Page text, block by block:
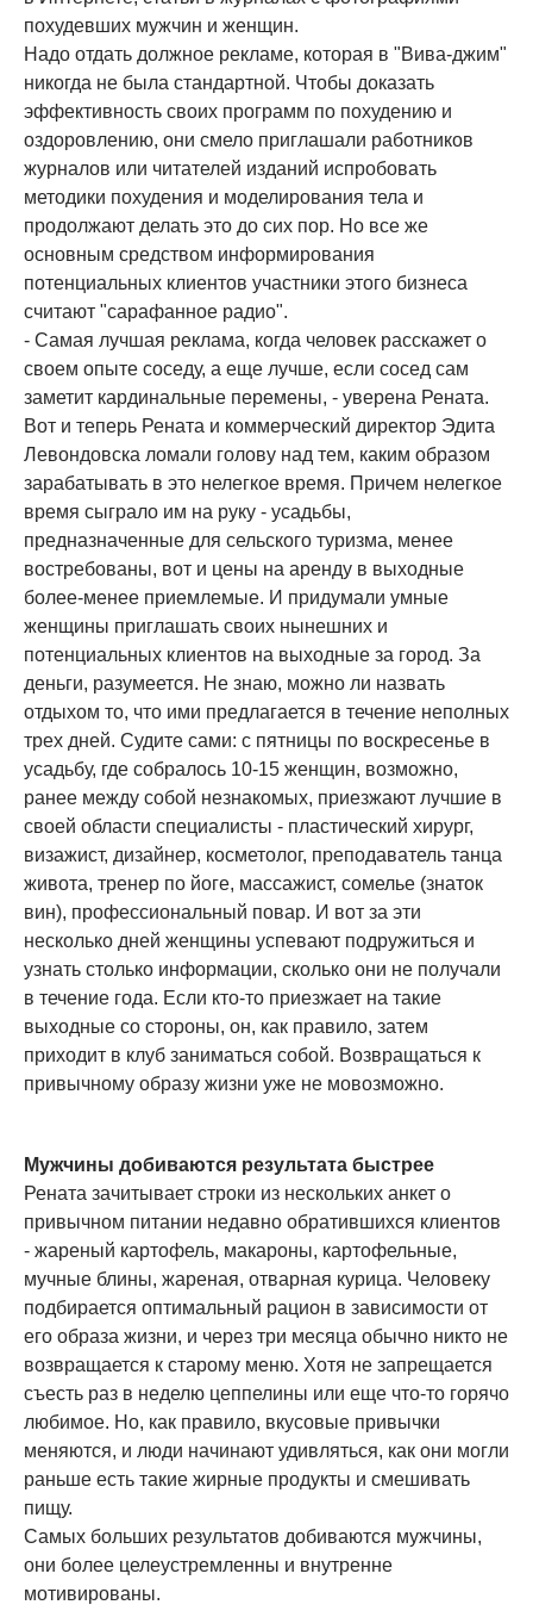
похудевших мужчин и женщин.
Надо отдать должное рекламе, которая в "Вива-джим"
никогда не была стандартной. Чтобы доказать
эффективность своих программ по похудению и
оздоровлению, они смело приглашали работников
журналов или читателей изданий испробовать
методики похудения и моделирования тела и
продолжают делать это до сих пор. Но все же
основным средством информирования
потенциальных клиентов участники этого бизнеса
считают "сарафанное радио".
- Самая лучшая реклама, когда человек расскажет о
своем опыте соседу, а еще лучше, если сосед сам
заметит кардинальные перемены, - уверена Рената.
Вот и теперь Рената и коммерческий директор Эдита
Левондовска ломали голову над тем, каким образом
зарабатывать в это нелегкое время. Причем нелегкое
время сыграло им на руку - усадьбы,
предназначенные для сельского туризма, менее
востребованы, вот и цены на аренду в выходные
более-менее приемлемые. И придумали умные
женщины приглашать своих нынешних и
потенциальных клиентов на выходные за город. За
деньги, разумеется. Не знаю, можно ли назвать
отдыхом то, что ими предлагается в течение неполных
трех дней. Судите сами: с пятницы по воскресенье в
усадьбу, где собралось 10-15 женщин, возможно,
ранее между собой незнакомых, приезжают лучшие в
своей области специалисты - пластический хирург,
визажист, дизайнер, косметолог, преподаватель танца
живота, тренер по йоге, массажист, сомелье (знаток
вин), профессиональный повар. И вот за эти
несколько дней женщины успевают подружиться и
узнать столько информации, сколько они не получали
в течение года. Если кто-то приезжает на такие
выходные со стороны, он, как правило, затем
приходит в клуб заниматься собой. Возвращаться к
привычному образу жизни уже не мовозможно.
Мужчины добиваются результата быстрее
Рената зачитывает строки из нескольких анкет о
привычном питании недавно обратившихся клиентов
- жареный картофель, макароны, картофельные,
мучные блины, жареная, отварная курица. Человеку
подбирается оптимальный рацион в зависимости от
его образа жизни, и через три месяца обычно никто не
возвращается к старому меню. Хотя не запрещается
съесть раз в неделю цеппелины или еще что-то горячо
любимое. Но, как правило, вкусовые привычки
меняются, и люди начинают удивляться, как они могли
раньше есть такие жирные продукты и смешивать
пищу.
Самых больших результатов добиваются мужчины,
они более целеустремленны и внутренне
мотивированы.